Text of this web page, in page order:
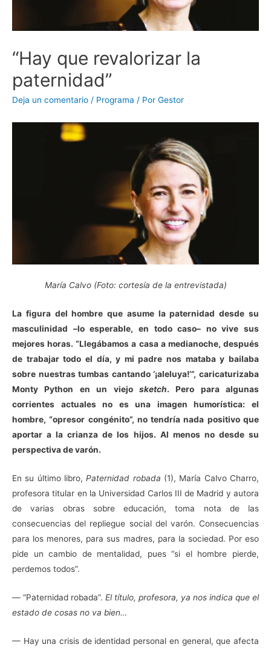
“Hay que revalorizar la
paternidad”
Deja un comentario / Programa / Por Gestor
María Calvo (Foto: cortesía de la entrevistada)
La figura del hombre que asume la paternidad desde su
masculinidad –lo esperable, en todo caso– no vive sus
mejores horas. “Llegábamos a casa a medianoche, después
de trabajar todo el día, y mi padre nos mataba y bailaba
sobre nuestras tumbas cantando ‘¡aleluya!’”, caricaturizaba
Monty Python en un viejo sketch. Pero para algunas
corrientes actuales no es una imagen humorística: el
hombre, “opresor congénito”, no tendría nada positivo que
aportar a la crianza de los hijos. Al menos no desde su
perspectiva de varón.
En su último libro,Paternidad robada (1), María Calvo Charro,
profesora titular en la Universidad Carlos III de Madrid y autora
de varias obras sobre educación, toma nota de las
consecuencias del repliegue social del varón. Consecuencias
para los menores, para sus madres, para la sociedad. Por eso
pide un cambio de mentalidad, pues “si el hombre pierde,
perdemos todos”.
— “Paternidad robada”. El título, profesora, ya nos indica que el
estado de cosas no va bien…
— Hay una crisis de identidad personal en general, que afecta